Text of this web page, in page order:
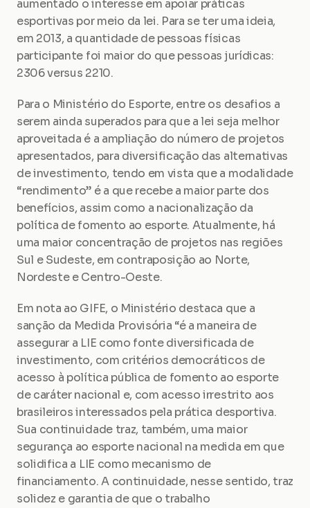
aumentado o interesse em apoiar práticas
esportivas por meio da lei. Para se ter uma ideia,
em 2013, a quantidade de pessoas físicas
participante foi maior do que pessoas jurídicas:
2306 versus 2210.
Para o Ministério do Esporte, entre os desafios a
serem ainda superados para que a lei seja melhor
aproveitada é a ampliação do número de projetos
apresentados, para diversificação das alternativas
de investimento, tendo em vista que a modalidade
“rendimento” é a que recebe a maior parte dos
benefícios, assim como a nacionalização da
política de fomento ao esporte. Atualmente, há
uma maior concentração de projetos nas regiões
Sul e Sudeste, em contraposição ao Norte,
Nordeste e Centro-Oeste.
Em nota ao GIFE, o Ministério destaca que a
sanção da Medida Provisória “é a maneira de
assegurar a LIE como fonte diversificada de
investimento, com critérios democráticos de
acesso à política pública de fomento ao esporte
de caráter nacional e, com acesso irrestrito aos
brasileiros interessados pela prática desportiva.
Sua continuidade traz, também, uma maior
segurança ao esporte nacional na medida em que
solidifica a LIE como mecanismo de
financiamento. A continuidade, nesse sentido, traz
solidez e garantia de que o trabalho